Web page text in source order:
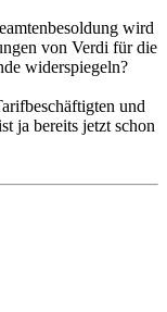
wird
von Verdi für die
widerspiegeln?
und
ja bereits jetzt schon